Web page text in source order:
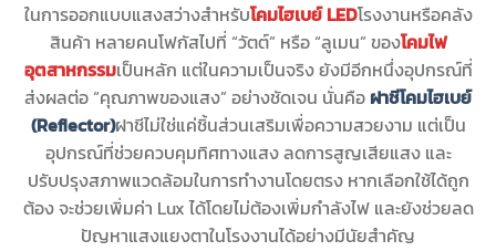
ในการออกแบบแสงสว่างสำหรับโคมไฮเบย์ LEDโรงงานหรือคลัง
สินค้า หลายคนโฟกัสไปที่ “วัตต์” หรือ “ลูเมน” ของโคมไฟ
อุตสาหกรรมเป็นหลัก แต่ในความเป็นจริง ยังมีอีกหนึ่งอุปกรณ์ที่
ส่งผลต่อ “คุณภาพของแสง” อย่างชัดเจน นั่นคือ ฝาชีโคมไฮเบย์
(Reflector)ฝาชีไม่ใช่แค่ชิ้นส่วนเสริมเพื่อความสวยงาม แต่เป็น
อุปกรณ์ที่ช่วยควบคุมทิศทางแสง ลดการสูญเสียแสง และ
ปรับปรุงสภาพแวดล้อมในการทำงานโดยตรง หากเลือกใช้ได้ถูก
ต้อง จะช่วยเพิ่มค่า Lux ได้โดยไม่ต้องเพิ่มกำลังไฟ และยังช่วยลด
ปัญหาแสงแยงตาในโรงงานได้อย่างมีนัยสำคัญ